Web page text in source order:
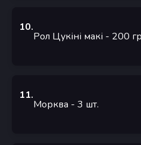
10.
Рол Цукіні макі - 200
11.
Морква - 3 шт.